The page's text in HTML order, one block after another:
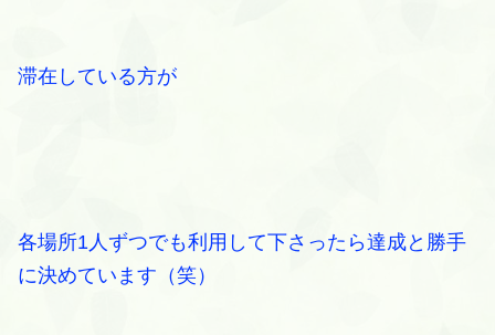
滞在している方が
各場所1人ずつでも利用して下さったら達成と勝手
に決めています（笑）